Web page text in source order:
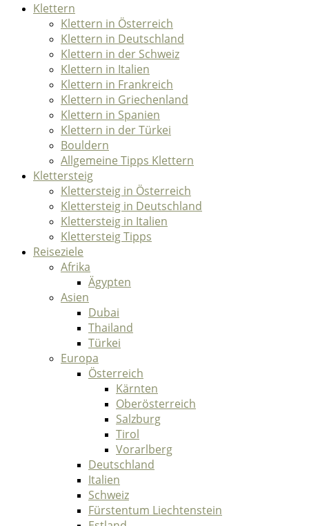
Klettern
Klettern in Österreich
Klettern in Deutschland
Klettern in der Schweiz
Klettern in Italien
Klettern in Frankreich
Klettern in Griechenland
Klettern in Spanien
Klettern in der Türkei
Bouldern
Allgemeine Tipps Klettern
Klettersteig
Klettersteig in Österreich
Klettersteig in Deutschland
Klettersteig in Italien
Klettersteig Tipps
Reiseziele
Afrika
Ägypten
Asien
Dubai
Thailand
Türkei
Europa
Österreich
Kärnten
Oberösterreich
Salzburg
Tirol
Vorarlberg
Deutschland
Italien
Schweiz
Fürstentum Liechtenstein